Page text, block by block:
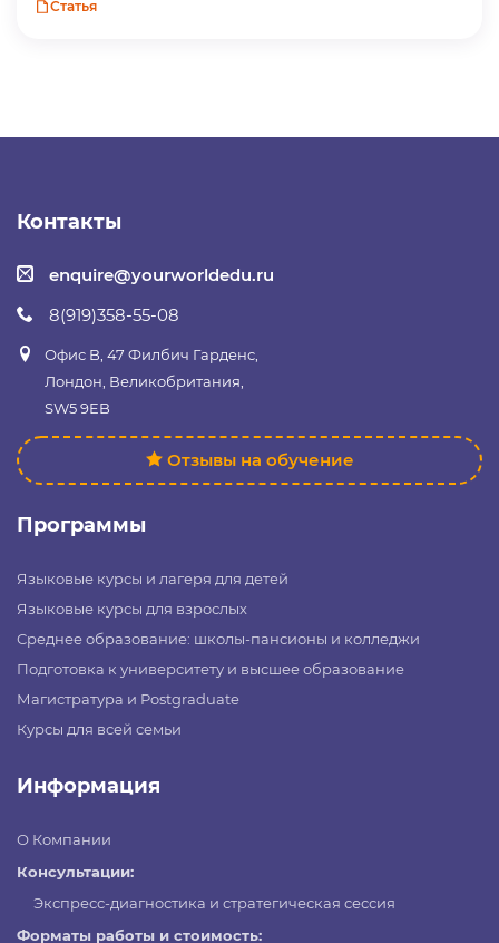
Статья
Контакты
enquire@yourworldedu.ru
8(919)358-55-08
Офис B, 47 Филбич Гарденс,
Лондон, Великобритания,
SW5 9EB
Отзывы на обучение
Программы
Языковые курсы и лагеря для детей
Языковые курсы для взрослых
Среднее образование: школы-пансионы и колледжи
Подготовка к университету и высшее образование
Магистратура и Postgraduate
Курсы для всей семьи
Информация
О Компании
Консультации:
Экспресс-диагностика и стратегическая сессия
Форматы работы и стоимость: